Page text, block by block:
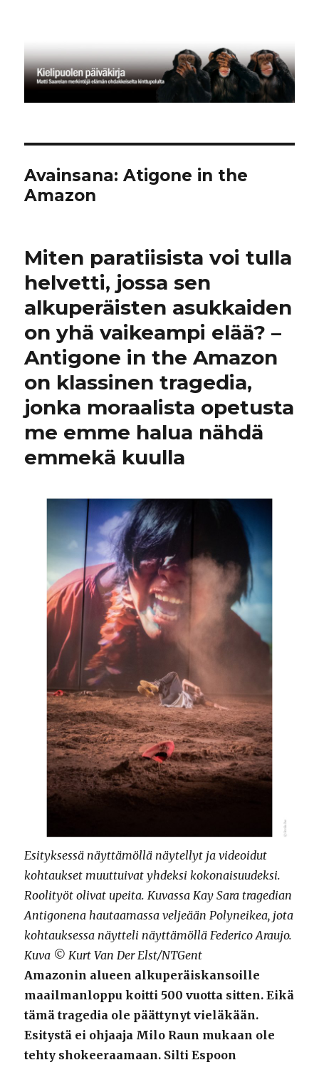
Avainsana:Atigone in the
Amazon
Miten paratiisista voi tulla
helvetti, jossa sen
alkuperäisten asukkaiden
on yhä vaikeampi elää? –
Antigone in the Amazon
on klassinen tragedia,
jonka moraalista opetusta
me emme halua nähdä
emmekä kuulla
Esityksessä näyttämöllä näytellyt ja videoidut
kohtaukset muuttuivat yhdeksi kokonaisuudeksi.
Roolityöt olivat upeita. Kuvassa Kay Sara tragedian
Antigonena hautaamassa veljeään Polyneikea, jota
kohtauksessa näytteli näyttämöllä Federico Araujo.
Kuva © Kurt Van Der Elst/NTGent
Amazonin alueen alkuperäiskansoille
maailmanloppu koitti 500 vuotta sitten. Eikä
tämä tragedia ole päättynyt vieläkään.
Esitystä ei ohjaaja Milo Raun mukaan ole
tehty shokeeraamaan. Silti Espoon